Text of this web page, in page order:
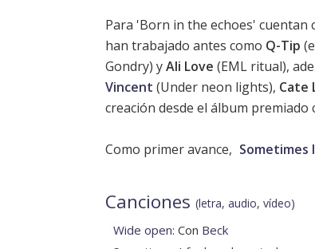
Para 'Born in the echoes' cuentan
han trabajado antes como Q-Tip
Gondry) yAli Love (EML ritual),
Vincent (Under neon lights), Cate
creación desde el álbum premiado
Como primer avance, Sometimes
Canciones (letra, audio, vídeo)
Wide open: Con Beck